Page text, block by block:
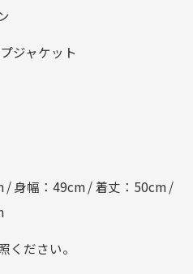
ジャケット
/ 身幅：49cm / 着丈：50cm /
ください。